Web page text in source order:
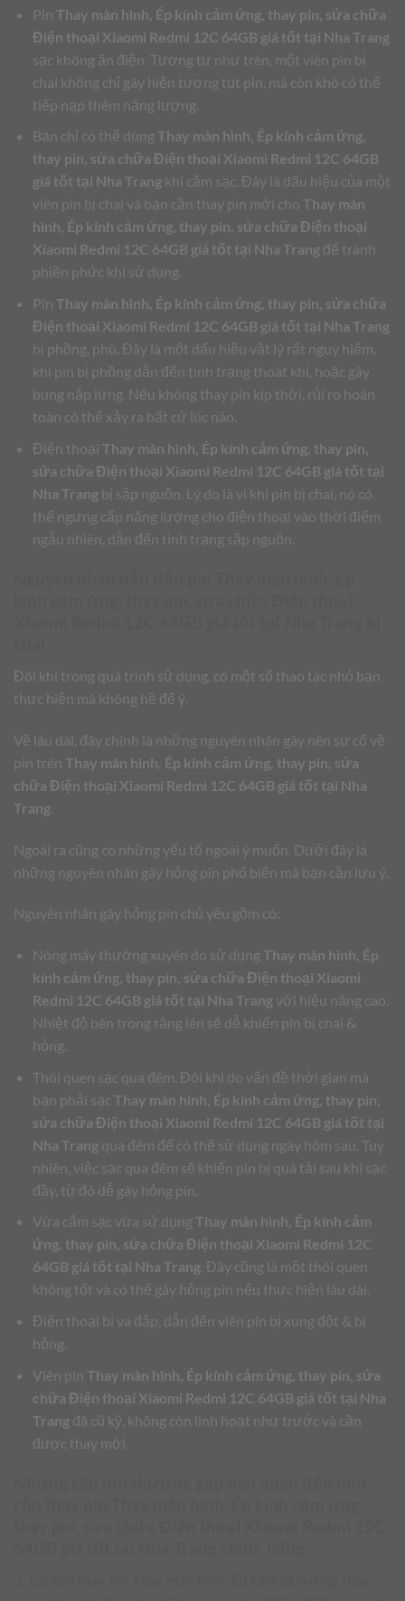
Pin Thay màn hình, Ép kính cảm ứng, thay pin, sửa chữa
Điện thoại Xiaomi Redmi 12C 64GB giá tốt tại Nha Trang
sạc không ăn điện. Tương tự như trên, một viên pin bị
chai không chỉ gây hiện tượng tụt pin, mà còn khó có thể
tiếp nạp thêm năng lượng.
Bạn chỉ có thể dùng Thay màn hình, Ép kính cảm ứng,
thay pin, sửa chữa Điện thoại Xiaomi Redmi 12C 64GB
giá tốt tại Nha Trangkhi cắm sạc. Đây là dấu hiệu của một
viên pin bị chai và bạn cần thay pin mới cho Thay màn
hình, Ép kính cảm ứng, thay pin, sửa chữa Điện thoại
Xiaomi Redmi 12C 64GB giá tốt tại Nha Trangđể tránh
phiền phức khi sử dụng.
Pin Thay màn hình, Ép kính cảm ứng, thay pin, sửa chữa
Điện thoại Xiaomi Redmi 12C 64GB giá tốt tại Nha Trang
bị phồng, phù. Đây là một dấu hiệu vật lý rất nguy hiểm,
khi pin bị phồng dẫn đến tình trạng thoát khí, hoặc gây
bung nắp lưng. Nếu không thay pin kịp thời, rủi ro hoàn
toàn có thể xảy ra bất cứ lúc nào.
Điện thoại Thay màn hình, Ép kính cảm ứng, thay pin,
sửa chữa Điện thoại Xiaomi Redmi 12C 64GB giá tốt tại
Nha Trangbị sập nguồn. Lý do là vì khi pin bị chai, nó có
thể ngưng cấp năng lượng cho điện thoại vào thời điểm
ngẫu nhiên, dẫn đến tình trạng sập nguồn.
Đôi khi trong quá trình sử dụng, có một số thao tác nhỏ bạn
thực hiện mà không hề để ý.
Về lâu dài, đây chính là những nguyên nhân gây nên sự cố về
pin trên Thay màn hình, Ép kính cảm ứng, thay pin, sửa
chữa Điện thoại Xiaomi Redmi 12C 64GB giá tốt tại Nha
Trang
Ngoài ra cũng có những yếu tố ngoài ý muốn. Dưới đây là
những nguyên nhân gây hỏng pin phổ biến mà bạn cần lưu ý.
Nguyên nhân gây hỏng pin chủ yếu gồm có:
Nóng máy thường xuyên do sử dụng Thay màn hình, Ép
kính cảm ứng, thay pin, sửa chữa Điện thoại Xiaomi
Redmi 12C 64GB giá tốt tại Nha Trangvới hiệu năng cao.
Nhiệt độ bên trong tăng lên sẽ dễ khiến pin bị chai &
hỏng.
Thói quen sạc qua đêm. Đôi khi do vấn đề thời gian mà
bạn phải sạc Thay màn hình, Ép kính cảm ứng, thay pin,
sửa chữa Điện thoại Xiaomi Redmi 12C 64GB giá tốt tại
Nha Trangqua đêm để có thể sử dụng ngày hôm sau. Tuy
nhiên, việc sạc qua đêm sẽ khiến pin bị quá tải sau khi sạc
đầy, từ đó dễ gây hỏng pin.
Vừa cắm sạc vừa sử dụng Thay màn hình, Ép kính cảm
ứng, thay pin, sửa chữa Điện thoại Xiaomi Redmi 12C
64GB giá tốt tại Nha Trang. Đây cũng là một thói quen
không tốt và có thể gây hỏng pin nếu thực hiện lâu dài.
Điện thoại bi va đập, dẫn đến viên pin bị xung đột & bị
hỏng.
Viên pin Thay màn hình, Ép kính cảm ứng, thay pin, sửa
chữa Điện thoại Xiaomi Redmi 12C 64GB giá tốt tại Nha
Trangđã cũ kỹ, không còn linh hoạt như trước và cần
được thay mới.